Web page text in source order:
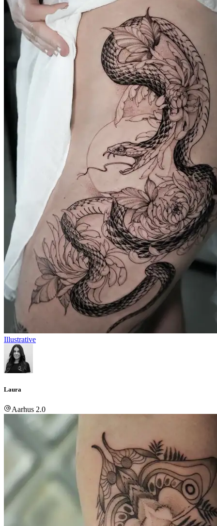
Illustrative
Laura
Aarhus 2.0